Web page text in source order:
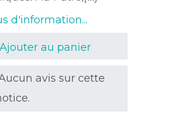
d'information...
Ajouter au panier
avis sur cette